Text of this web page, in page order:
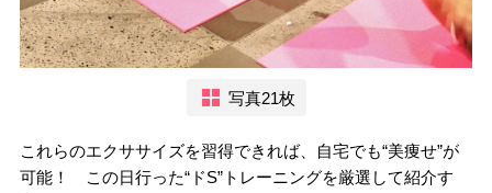
写真21枚
これらのエクササイズを習得できれば、自宅でも“美痩せ”が
可能！ この日行った“ドS”トレーニングを厳選して紹介す